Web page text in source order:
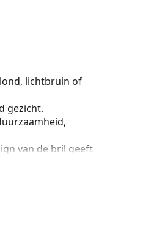
lichtbruin of
gezicht.
van de bril geeft
kunnen variëren.